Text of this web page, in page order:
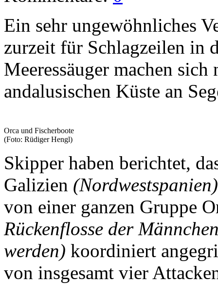
Ein sehr ungewöhnliches
zurzeit für Schlagzeilen in
Meeressäuger machen
andalusischen Küste an
Orca und Fischerboote
(Foto: Rüdiger Hengl)
Skipper haben berichtet,
Galizien (Nordwestspanien)
von einer ganzen Gruppe
Rückenflosse der
werden) koordiniert
von insgesamt vier